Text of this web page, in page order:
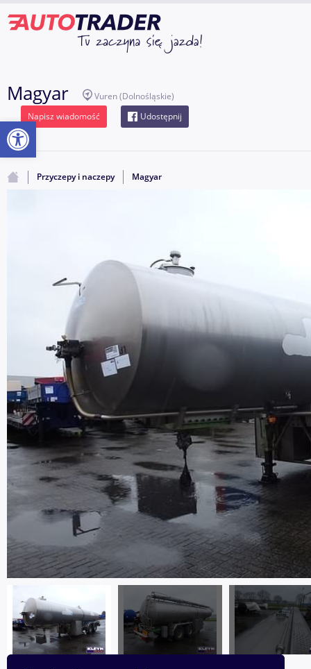
Magyar Vuren(Dolnośląskie)
Napisz wiadomość
Udostępnij
Przyczepy i naczepy Magyar
Otwórz pasek narzędzi